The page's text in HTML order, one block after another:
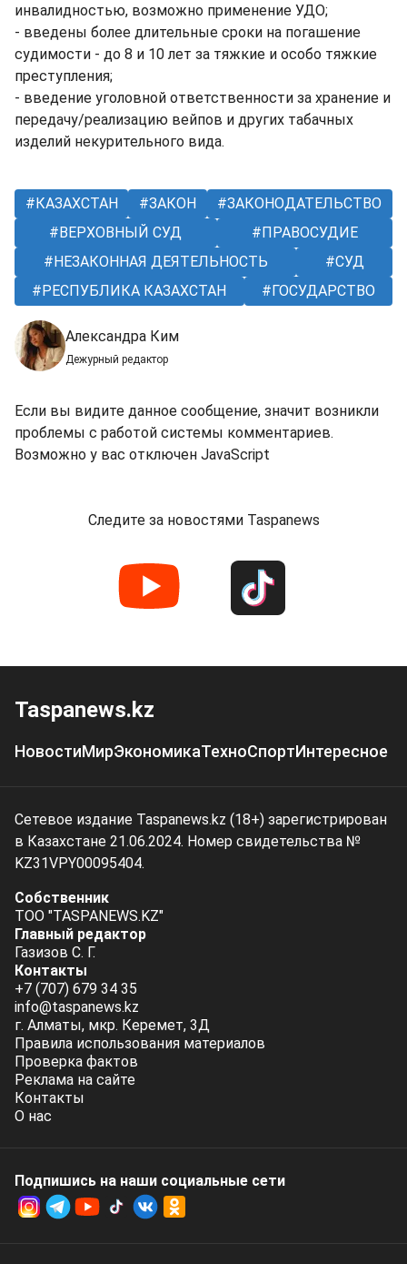
инвалидностью, возможно применение УДО;
- введены более длительные сроки на погашение
судимости - до 8 и 10 лет за тяжкие и особо тяжкие
преступления;
- введение уголовной ответственности за хранение и
передачу/реализацию вейпов и других табачных
изделий некурительного вида.
КАЗАХСТАН ЗАКОН
ЗАКОНОДАТЕЛЬСТВО
ВЕРХОВНЫЙ СУД
ПРАВОСУДИЕ
НЕЗАКОННАЯ ДЕЯТЕЛЬНОСТЬ
СУД
РЕСПУБЛИКА КАЗАХСТАН
ГОСУДАРСТВО
Александра Ким
Дежурный редактор
Если вы видите данное сообщение, значит возникли
проблемы с работой системы комментариев.
Возможно у вас отключен JavaScript
Следите за новостями Taspanews
Taspanews.kz
НовостиМирЭкономикаТехноСпортИнтересное
Сетевое издание Taspanews.kz (18+) зарегистрирован
в Казахстане 21.06.2024. Номер свидетельства №
KZ31VPY00095404.
Собственник
ТОО "TASPANEWS.KZ"
Главный редактор
Газизов С. Г.
Контакты
+7 (707) 679 34 35
info@taspanews.kz
г. Алматы, мкр. Керемет, 3Д
Правила использования материалов
Проверка фактов
Реклама на сайте
Контакты
О нас
Подпишись на наши социальные cети